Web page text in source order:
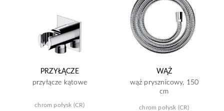
PRZYŁĄCZE
przyłącze kątowe
chrom połysk (CR)
WĄŻ
wąż prysznicowy, 150
cm
chrom połysk (CR)